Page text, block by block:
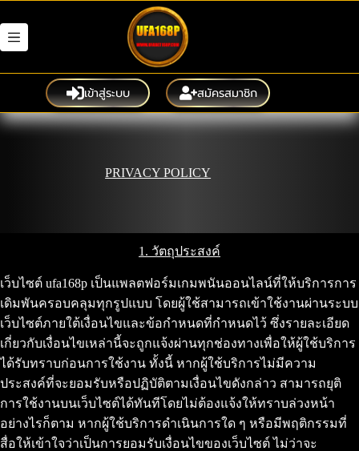
to
content
เข้าสู่ระบบ สมัครสมาชิก
PRIVACY POLICY
1. วัตถุประสงค์
เว็บไซต์ ufa168p เป็นแพลตฟอร์มเกมพนันออนไลน์ที่ให้บริการการ
เดิมพันครอบคลุมทุกรูปแบบ โดยผู้ใช้สามารถเข้าใช้งานผ่านระบบ
เว็บไซต์ภายใต้เงื่อนไขและข้อกำหนดที่กำหนดไว้ ซึ่งรายละเอียด
เกี่ยวกับเงื่อนไขเหล่านี้จะถูกแจ้งผ่านทุกช่องทางเพื่อให้ผู้ใช้บริการ
ได้รับทราบก่อนการใช้งาน ทั้งนี้ หากผู้ใช้บริการไม่มีความ
ประสงค์ที่จะยอมรับหรือปฏิบัติตามเงื่อนไขดังกล่าว สามารถยุติ
การใช้งานบนเว็บไซต์ได้ทันทีโดยไม่ต้องแจ้งให้ทราบล่วงหน้า
อย่างไรก็ตาม หากผู้ใช้บริการดำเนินการใด ๆ หรือมีพฤติกรรมที่
สื่อให้เข้าใจว่าเป็นการยอมรับเงื่อนไขของเว็บไซต์ ไม่ว่าจะ